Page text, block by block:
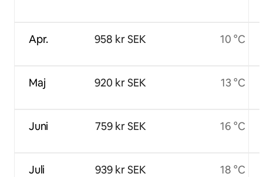
Apr.
Maj
Juni
Juli
958 kr SEK
920 kr SEK
759 kr SEK
939 kr SEK
10 °C
13 °C
16 °C
18 °C